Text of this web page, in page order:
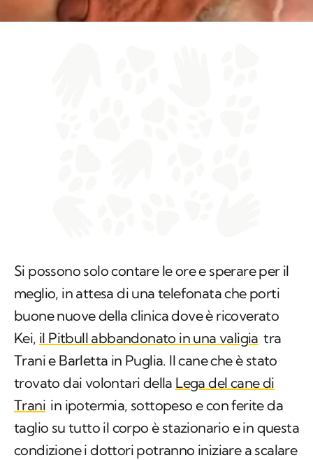
Si possono solo contare le ore e sperare per il
meglio, in attesa di una telefonata che porti
buone nuove della clinica dove è ricoverato
Kei, il Pitbull abbandonato in una valigia tra
Trani e Barletta in Puglia. Il cane che è stato
trovato dai volontari della Lega del cane di
Trani in ipotermia, sottopeso e con ferite da
taglio su tutto il corpo è stazionario e in questa
condizione i dottori potranno iniziare a scalare